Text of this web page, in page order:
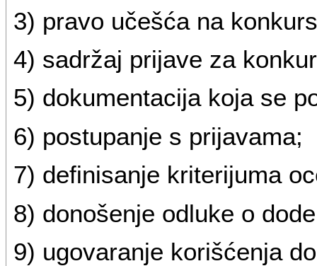
3) pravo učešća na
4) sadržaj prijave za
5) dokumentacija koja se
6) postupanje s prijavama;
7) definisanje kriterijuma
8) donošenje odluke o
9) ugovaranje korišćenja